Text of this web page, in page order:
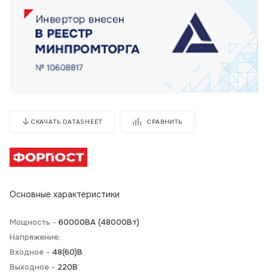
СКАЧАТЬ DATASHEET СРАВНИТЬ
Основные характеристики
Мощность - 60000BA (48000Вт)
Напряжение:
Входное - 48(60)В
Выходное - 220В